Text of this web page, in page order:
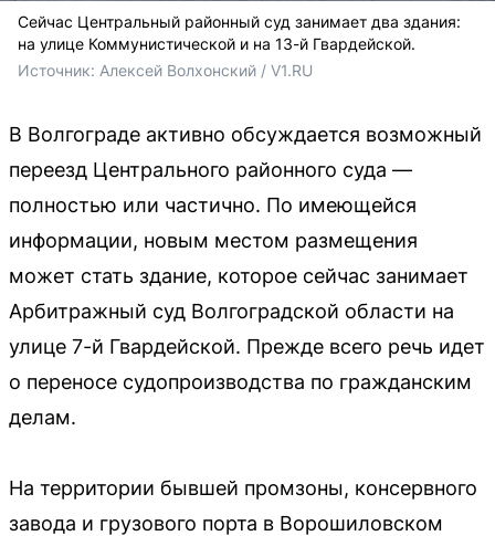
Сейчас Центральный районный суд занимает два здания:
на улице Коммунистической и на 13-й Гвардейской.
Источник: Алексей Волхонский / V1.RU
В Волгограде активно обсуждается возможный
переезд Центрального районного суда —
полностью или частично. По имеющейся
информации, новым местом размещения
может стать здание, которое сейчас занимает
Арбитражный суд Волгоградской области на
улице 7-й Гвардейской. Прежде всего речь идет
о переносе судопроизводства по гражданским
делам.
На территории бывшей промзоны, консервного
завода и грузового порта в Ворошиловском